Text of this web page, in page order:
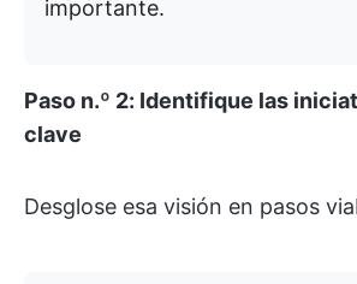
importante.
Paso n.º 2: Identifique las
clave
Desglose esa visión en pasos